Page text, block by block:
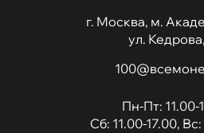
г. Москва, м.
ул.
Пн-Пт: 11.00-
Сб: 11.00-17.00,